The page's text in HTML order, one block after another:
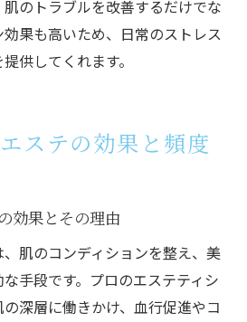
のトラブルを改善するだけでな
果も高いため、日常のストレス
供してくれます。
ステの効果と頻度
効果とその理由
肌のコンディションを整え、美
手段です。プロのエステティシ
深層に働きかけ、血行促進やコ